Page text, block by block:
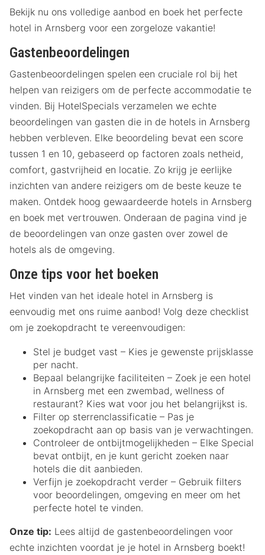
Bekijk nu ons volledige aanbod en boek het perfecte
hotel in Arnsberg voor een zorgeloze vakantie!
Gastenbeoordelingen
Gastenbeoordelingen spelen een cruciale rol bij het
helpen van reizigers om de perfecte accommodatie te
vinden. Bij HotelSpecials verzamelen we echte
beoordelingen van gasten die in de hotels in Arnsberg
hebben verbleven. Elke beoordeling bevat een score
tussen 1 en 10, gebaseerd op factoren zoals netheid,
comfort, gastvrijheid en locatie. Zo krijg je eerlijke
inzichten van andere reizigers om de beste keuze te
maken. Ontdek hoog gewaardeerde hotels in Arnsberg
en boek met vertrouwen. Onderaan de pagina vind je
de beoordelingen van onze gasten over zowel de
hotels als de omgeving.
Onze tips voor het boeken
Het vinden van het ideale hotel in Arnsberg is
eenvoudig met ons ruime aanbod! Volg deze checklist
om je zoekopdracht te vereenvoudigen:
Stel je budget vast – Kies je gewenste prijsklasse
per nacht.
Bepaal belangrijke faciliteiten – Zoek je een hotel
in Arnsberg met een zwembad, wellness of
restaurant? Kies wat voor jou het belangrijkst is.
Filter op sterrenclassificatie – Pas je
zoekopdracht aan op basis van je verwachtingen.
Controleer de ontbijtmogelijkheden – Elke Special
bevat ontbijt, en je kunt gericht zoeken naar
hotels die dit aanbieden.
Verfijn je zoekopdracht verder – Gebruik filters
voor beoordelingen, omgeving en meer om het
perfecte hotel te vinden.
Onze tip: Lees altijd de gastenbeoordelingen voor
echte inzichten voordat je je hotel in Arnsberg boekt!